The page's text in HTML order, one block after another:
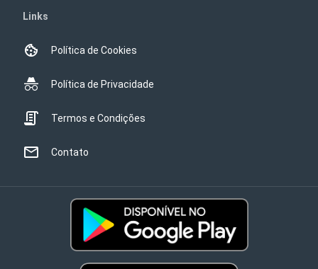
Links
Política de Cookies
Política de Privacidade
Termos e Condições
Contato